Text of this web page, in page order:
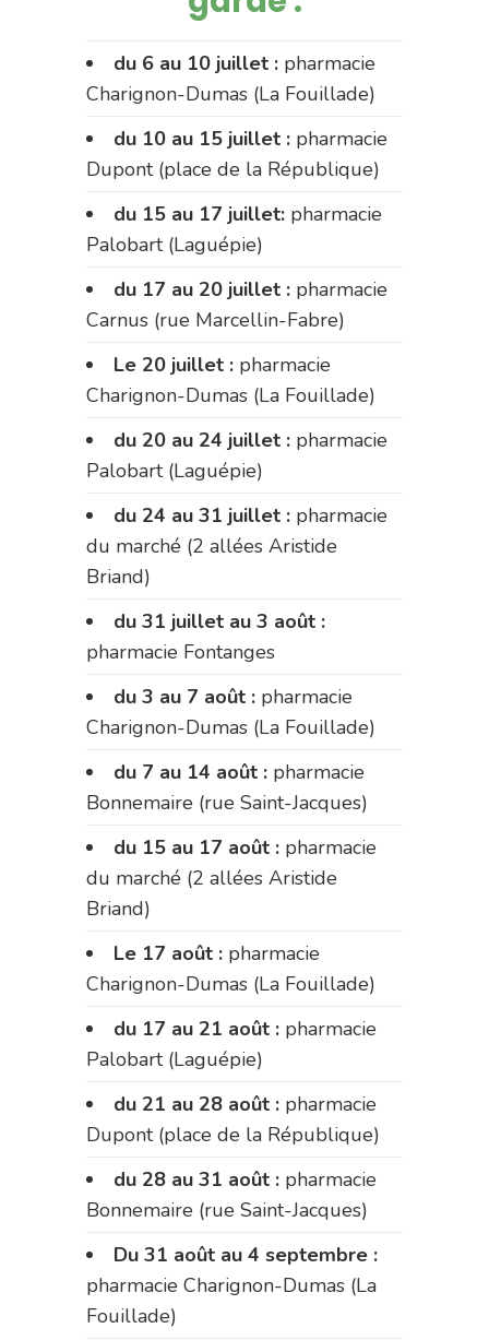
du 6 au 10 juillet : pharmacie
Charignon-Dumas (La Fouillade)
du 10 au 15 juillet : pharmacie
Dupont (place de la République)
du 15 au 17 juillet: pharmacie
Palobart (Laguépie)
du 17 au 20 juillet : pharmacie
Carnus (rue Marcellin-Fabre)
Le 20 juillet : pharmacie
Charignon-Dumas (La Fouillade)
du 20 au 24 juillet : pharmacie
Palobart (Laguépie)
du 24 au 31 juillet : pharmacie
du marché (2 allées Aristide
Briand)
du 31 juillet au 3 août :
pharmacie Fontanges
du 3 au 7 août : pharmacie
Charignon-Dumas (La Fouillade)
du 7 au 14 août : pharmacie
Bonnemaire (rue Saint-Jacques)
du 15 au 17 août : pharmacie
du marché (2 allées Aristide
Briand)
Le 17 août : pharmacie
Charignon-Dumas (La Fouillade)
du 17 au 21 août : pharmacie
Palobart (Laguépie)
du 21 au 28 août : pharmacie
Dupont (place de la République)
du 28 au 31 août : pharmacie
Bonnemaire (rue Saint-Jacques)
Du 31 août au 4 septembre :
pharmacie Charignon-Dumas (La
Fouillade)